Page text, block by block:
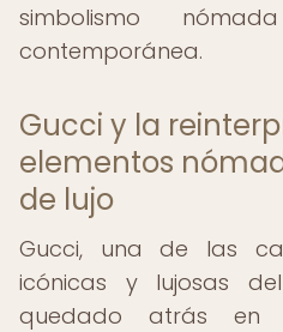
simbolismo
contemporánea.
Gucci y la
elementos
de lujo
Gucci, una de las
icónicas y lujosas
quedado atrás en